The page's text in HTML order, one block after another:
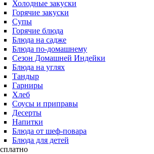
Холодные закуски
Горячие закуски
Супы
Горячие блюда
Блюда на садже
Блюда по-домашнему
Сезон Домашней Индейки
Блюда на углях
Тандыр
Гарниры
Хлеб
Соусы и приправы
Десерты
Напитки
Блюда от шеф-повара
Блюда для детей